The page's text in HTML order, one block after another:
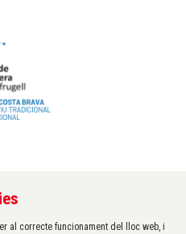
de Palafrugell
al correcte funcionament del lloc web, i